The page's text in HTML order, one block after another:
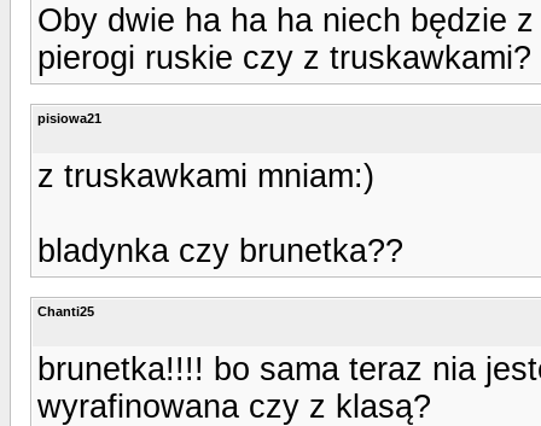
Oby dwie ha ha ha niech będzie
pierogi ruskie czy z truskawkami?
pisiowa21
z truskawkami mniam:)
bladynka czy brunetka??
Chanti25
brunetka!!!! bo sama teraz nia
wyrafinowana czy z klasą?